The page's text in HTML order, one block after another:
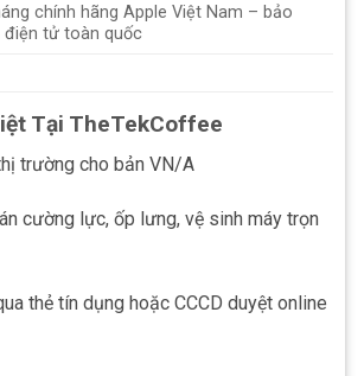
chính hãng Apple Việt Nam – bảo
điện tử toàn quốc
Tại TheTekCoffee
trường cho bản VN/A
cường lực, ốp lưng, vệ sinh máy trọn
thẻ tín dụng hoặc CCCD duyệt online